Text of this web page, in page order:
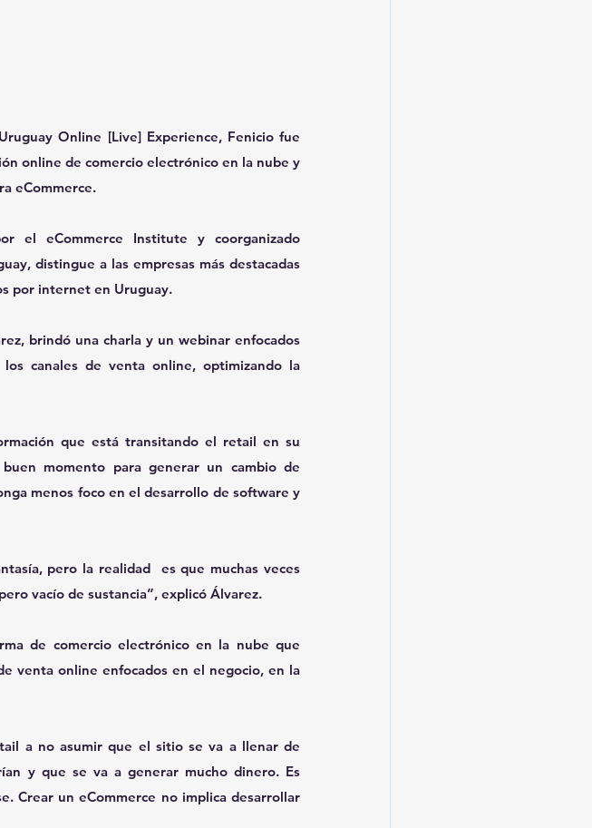
Online [Live] Experience, Fenicio fue
online de comercio electrónico en la nube y
eCommerce.
el eCommerce Institute y coorganizado
distingue a las empresas más destacadas
por internet en Uruguay.
brindó una charla y un webinar enfocados
canales de venta online, optimizando la
que está transitando el retail en su
momento para generar un cambio de
menos foco en el desarrollo de software y
pero la realidad  es que muchas veces
vacío de sustancia”, explicó Álvarez.
de comercio electrónico en la nube que
venta online enfocados en el negocio, en la
a no asumir que el sitio se va a llenar de
y que se va a generar mucho dinero. Es
Crear un eCommerce no implica desarrollar